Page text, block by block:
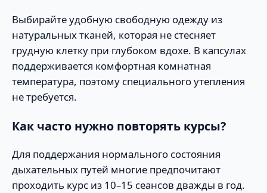
Выбирайте удобную свободную одежду из
натуральных тканей, которая не стесняет
грудную клетку при глубоком вдохе. В капсулах
поддерживается комфортная комнатная
температура, поэтому специального утепления
не требуется.
Как часто нужно повторять курсы?
Для поддержания нормального состояния
дыхательных путей многие предпочитают
проходить курс из 10–15 сеансов дважды в год.